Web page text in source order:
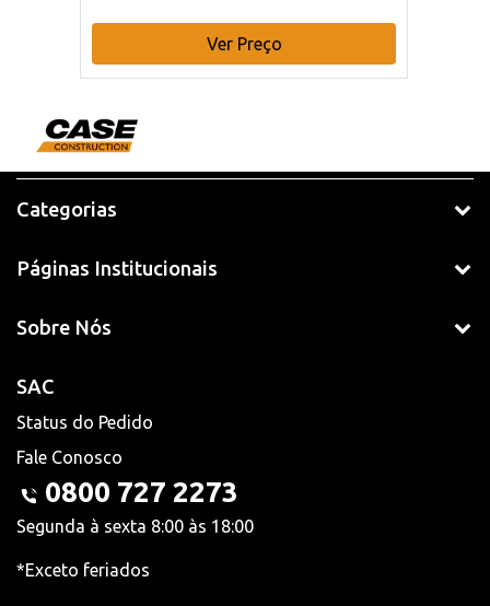
Ver Preço
Categorias
Páginas Institucionais
Sobre Nós
SAC
Status do Pedido
Fale Conosco
0800 727 2273
Segunda à sexta 8:00 às 18:00
*Exceto feriados